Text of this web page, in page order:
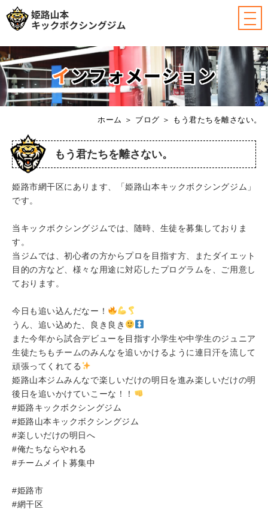
ホーム ＞ ブログ ＞ もう君たちを離さない。
もう君たちを離さない。
姫路市網干区にあります、「姫路山本キックボクシングジム」
です。
当キックボクシングジムでは、随時、生徒を募集しておりま
す。
当ジムでは、初心者の方からプロを目指す方、またダイエット
目的の方など、様々な用途に対応したプログラムを、ご用意し
ております。
今日も追い込んだなー！
うん、追い込めた、良き良き
また今年から試合デビューを目指す小学生や中学生のジュニア
生徒たちもチームのみんなを追いかけるように連日汗を流して
頑張ってくれてる
姫路山本ジムみんなで楽しいだけの明日を進み楽しいだけの明
後日を追いかけていこーな！！
#姫路キックボクシングジム
#姫路山本キックボクシングジム
#楽しいだけの明日へ
#俺たちならやれる
#チームメイト募集中
#姫路市
#網干区